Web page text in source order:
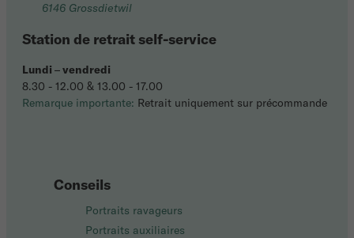
Conseils
Portraits ravageurs
Portraits auxiliaires
6146 Grossdietwil
Station de retrait self-service
Lundi –vendredi
8.30 - 12.00 & 13.00 - 17.00
Remarque importante: Retrait uniquement sur précommande